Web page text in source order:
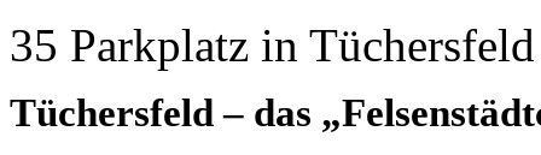
35 Parkplatz in Tüchersfeld
Tüchersfeld – das